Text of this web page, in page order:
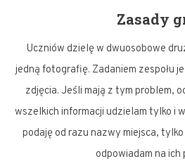
Zasady
Uczniów dzielę w dwuosobowe
jedną fotografię. Zadaniem zespołu
zdjęcia. Jeśli mają z tym problem,
wszelkich informacji udzielam tylko i
podaję od razu nazwy miejsca,
odpowiadam na ich